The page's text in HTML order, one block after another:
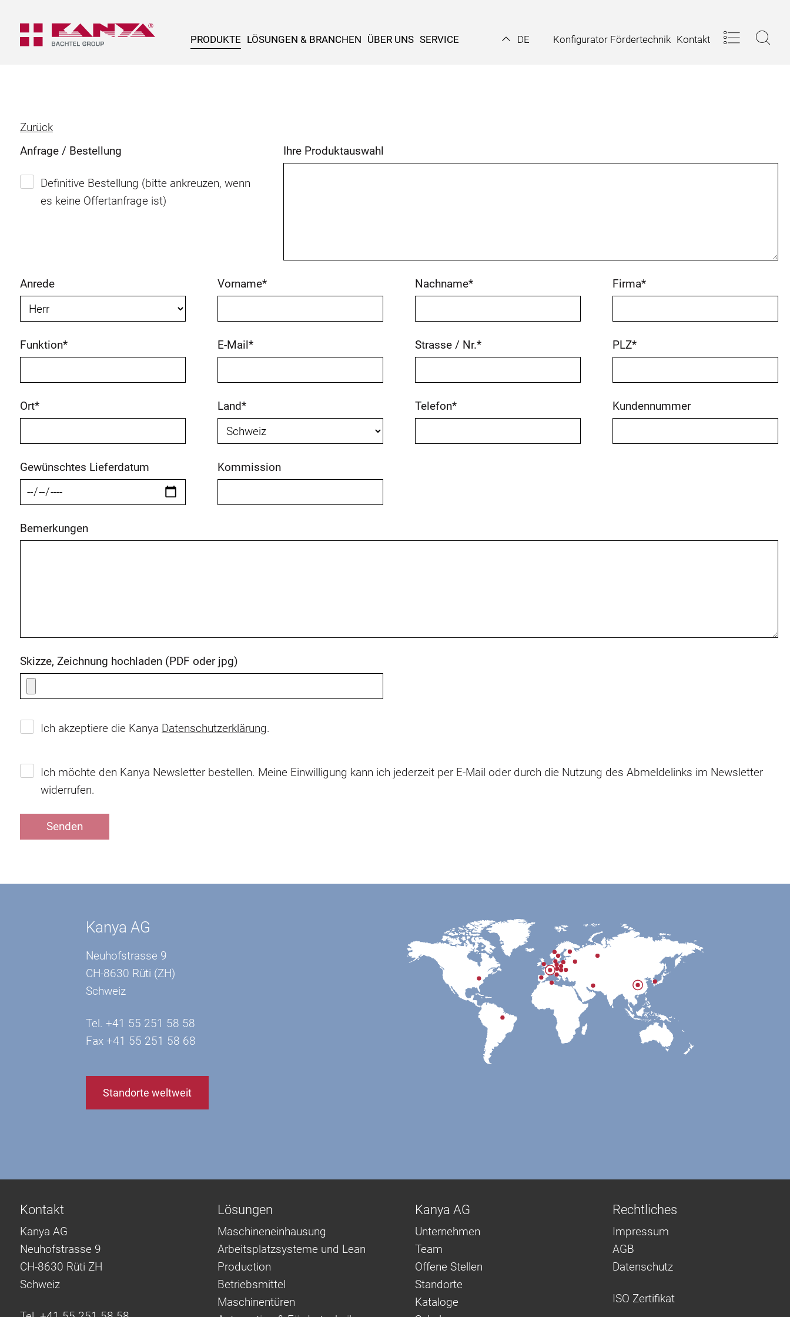
PRODUKTE LÖSUNGEN & BRANCHEN ÜBER UNS SERVICE DE Konfigurator Fördertechnik Kontakt
Zurück
Anfrage / Bestellung
Definitive Bestellung (bitte ankreuzen, wenn
es keine Offertanfrage ist)
Ihre Produktauswahl
Anrede Vorname* Nachname* Firma*
Funktion* E-Mail* Strasse / Nr.* PLZ*
Ort* Land* Telefon* Kundennummer
Gewünschtes Lieferdatum Kommission
Bemerkungen
Skizze, Zeichnung hochladen (PDF oder jpg)
Ich akzeptiere die Kanya Datenschutzerklärung.
Ich möchte den Kanya Newsletter bestellen. Meine Einwilligung kann ich jederzeit per E-Mail oder durch die Nutzung des Abmeldelinks im Newsletter
widerrufen.
Kanya AG
Neuhofstrasse 9
CH-8630 Rüti (ZH)
Schweiz
Tel. +41 55 251 58 58
Fax +41 55 251 58 68
Standorte weltweit
Kontakt
Kanya AG
Neuhofstrasse 9
CH-8630 Rüti ZH
Schweiz
Lösungen
Maschineneinhausung
Arbeitsplatzsysteme und Lean
Production
Betriebsmittel
Maschinentüren
Kanya AG
Unternehmen
Team
Offene Stellen
Standorte
Kataloge
Rechtliches
Impressum
AGB
Datenschutz
ISO Zertifikat